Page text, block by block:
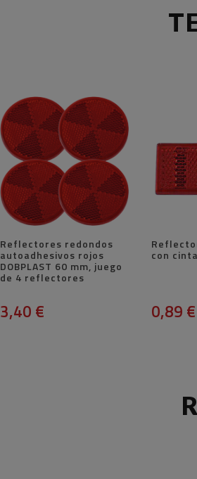
Reflectores redondos
autoadhesivos rojos
DOBPLAST 60 mm, juego
de 4 reflectores
3,40 €
con
0,89 €